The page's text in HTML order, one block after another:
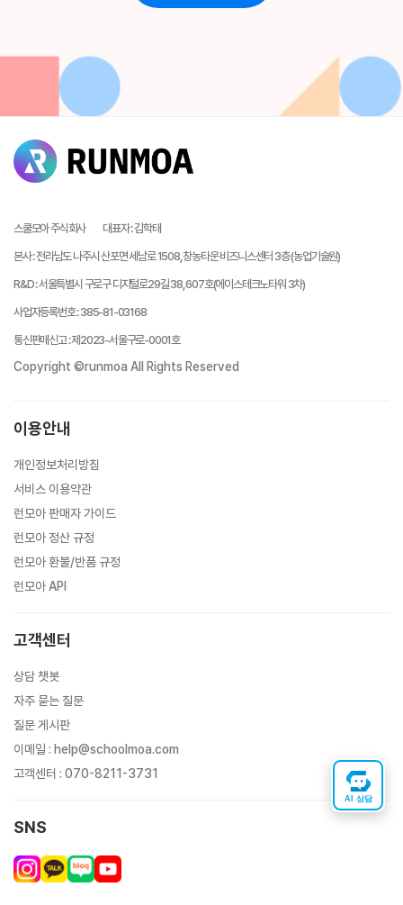
스쿨모아 주식회사 대표자:김학태
본사:전라남도 나주시 산포면 세남로 1508, 창농타운 비즈니스센터 3층 (농업기술원)
R&D:서울특별시 구로구 디지털로29길 38, 607호(에이스테크노타워 3차)
사업자등록번호:385-81-03168
통신판매신고:제2023-서울구로-0001호
Copyright ©runmoa All Rights Reserved
이용안내
개인정보처리방침
서비스 이용약관
런모아 판매자 가이드
런모아 정산 규정
런모아 환불/반품 규정
런모아 API
고객센터
상담 챗봇
자주 묻는 질문
질문 게시판
이메일 : help@schoolmoa.com
고객센터 : 070-8211-3731
SNS
AI 상담